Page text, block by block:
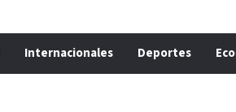
Internacionales Deportes